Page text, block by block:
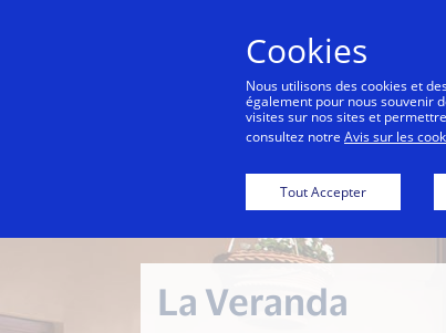
La Veranda
Cookies
Nous utilisons des cookies et
également pour nous souvenir
visites sur nos sites et
consultez notre Avis sur les
Tout Accepter